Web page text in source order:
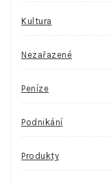
Kultura
Nezařazené
Peníze
Podnikání
Produkty